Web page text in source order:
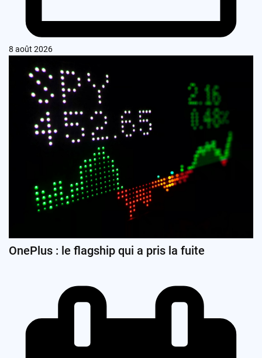
8 août 2026
OnePlus : le flagship qui a pris la fuite